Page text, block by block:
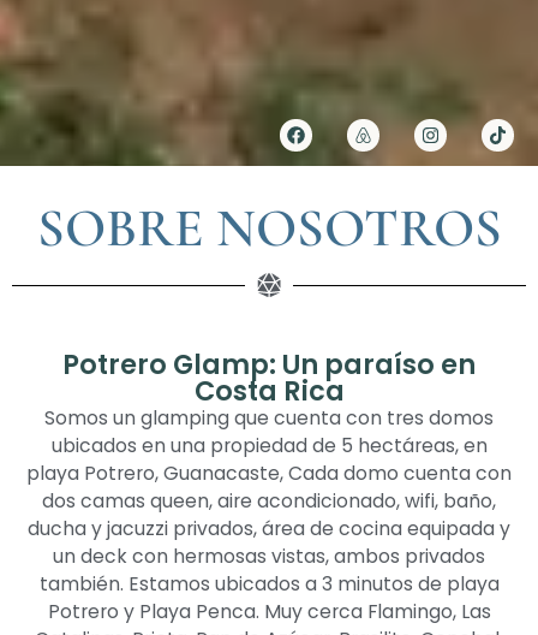
SOBRE NOSOTROS
Potrero Glamp: Un paraíso en
Costa Rica
Somos un glamping que cuenta con tres domos
ubicados en una propiedad de 5 hectáreas, en
playa Potrero, Guanacaste, Cada domo cuenta con
dos camas queen, aire acondicionado, wifi, baño,
ducha y jacuzzi privados, área de cocina equipada y
un deck con hermosas vistas, ambos privados
también. Estamos ubicados a 3 minutos de playa
Potrero y Playa Penca. Muy cerca Flamingo, Las